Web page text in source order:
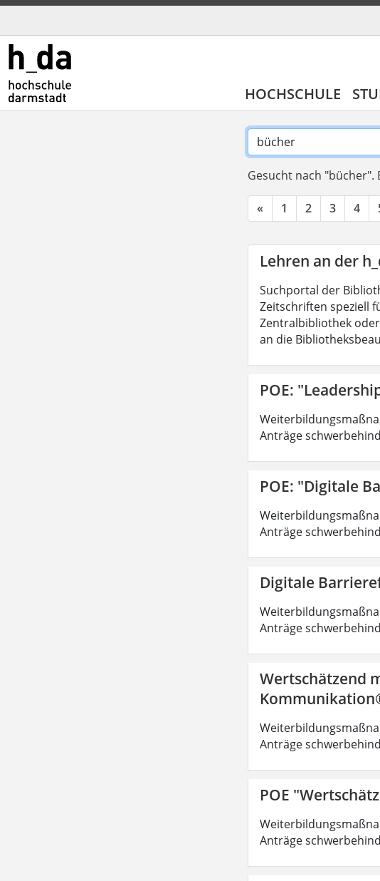
HOCHSCHULE
Gesucht nach "bücher".
« 1 2 3 4
Lehren an der
Suchportal der
Zeitschriften speziell
Zentralbibliothek
an die
POE:
Anträge
POE: "Digitale
Anträge
Digitale
Anträge
Wertschätzend
Anträge
POE
Anträge